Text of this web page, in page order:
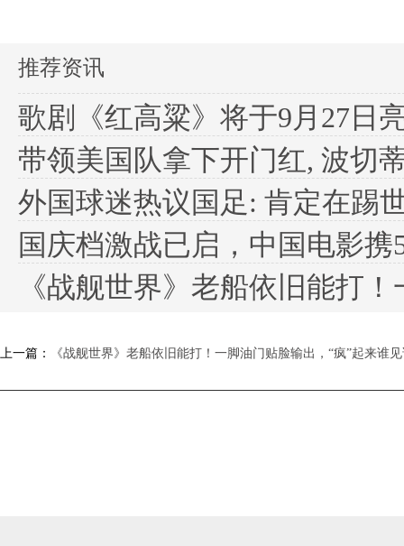
推荐资讯
歌剧《红高粱》将于9月27日
带领美国队拿下开门红, 波切蒂
外国球迷热议国足: 肯定在踢世
国庆档激战已启，中国电影携5
《战舰世界》老船依旧能打！一脚
上一篇： 《战舰世界》老船依旧能打！一脚油门贴脸输出，“疯”起来谁